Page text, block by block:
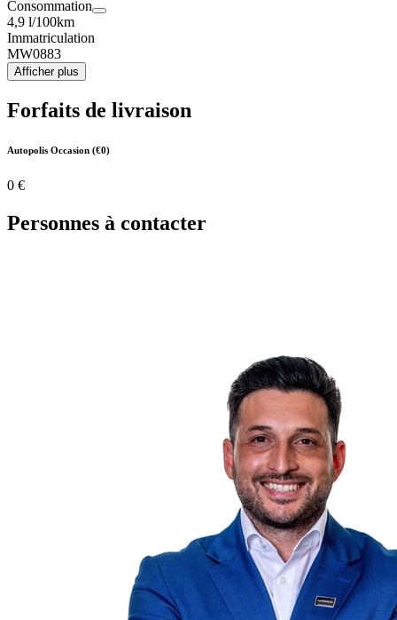
Consommation
4,9 l/100km
Immatriculation
MW0883
Afficher plus
Forfaits de livraison
Autopolis Occasion (€0)
0 €
Personnes à contacter